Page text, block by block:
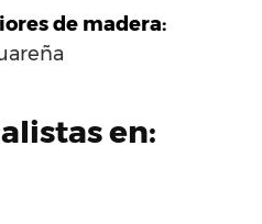
de madera:
en: